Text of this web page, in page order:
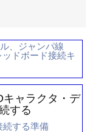
、ジャンパ線
ッドボード接続キ
ャラクタ・デ
する
続する準備